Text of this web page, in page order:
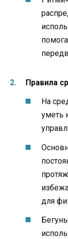
Правила
На
уметь
для